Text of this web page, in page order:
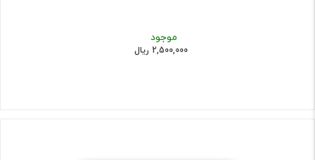
موجود
2,500,000 ریال